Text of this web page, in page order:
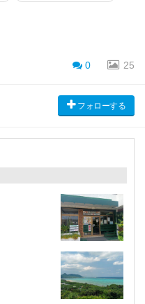
0 25
フォローする